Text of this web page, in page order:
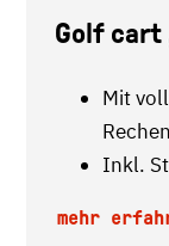
Golf cart
Mit
Inkl.
mehr